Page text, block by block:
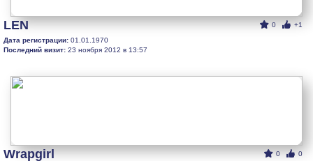
0 +1
LEN
Дата регистрации: 01.01.1970
Последний визит: 23 ноября 2012 в 13:57
0 0
Wrapgirl